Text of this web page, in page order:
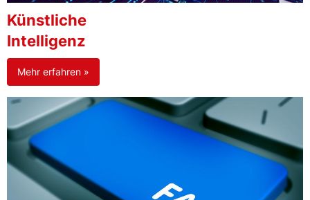
Künstliche
Intelligenz
Mehr erfahren »